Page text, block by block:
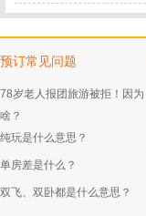
预订常见问题
78岁老人报团旅游被拒！因为
啥？
纯玩是什么意思？
单房差是什么？
双飞、双卧都是什么意思？